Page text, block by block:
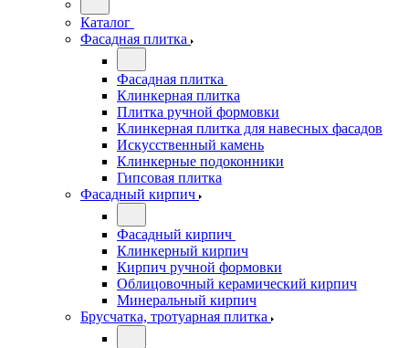
Каталог
Фасадная плитка
Фасадная плитка
Клинкерная плитка
Плитка ручной формовки
Клинкерная плитка для навесных фасадов
Искусственный камень
Клинкерные подоконники
Гипсовая плитка
Фасадный кирпич
Фасадный кирпич
Клинкерный кирпич
Кирпич ручной формовки
Облицовочный керамический кирпич
Минеральный кирпич
Брусчатка, тротуарная плитка